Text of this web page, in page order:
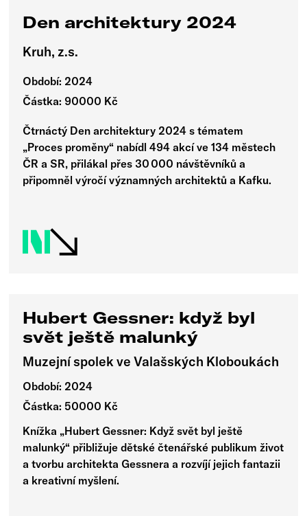
Den architektury 2024
Kruh, z.s.
Období: 2024
Částka: 90000 Kč
Čtrnáctý Den architektury 2024 s tématem
„Proces proměny“ nabídl 494 akcí ve 134 městech
ČR a SR, přilákal přes 30 000 návštěvníků a
připomněl výročí významných architektů a Kafku.
Hubert Gessner: když byl
svět ještě malunký
Muzejní spolek ve Valašských Kloboukách
Období: 2024
Částka: 50000 Kč
Knížka „Hubert Gessner: Když svět byl ještě
malunký“ přibližuje dětské čtenářské publikum život
a tvorbu architekta Gessnera a rozvíjí jejich fantazii
a kreativní myšlení.